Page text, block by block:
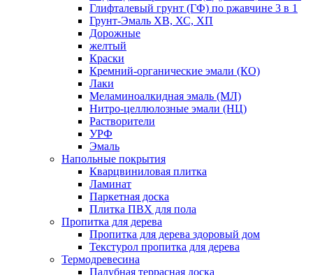
Глифталевый грунт (ГФ) по ржавчине 3 в 1
Грунт-Эмаль ХВ, ХС, ХП
Дорожные
желтый
Краски
Кремний-органические эмали (КО)
Лаки
Меламиноалкидная эмаль (МЛ)
Нитро-целлюлозные эмали (НЦ)
Растворители
УРФ
Эмаль
Напольные покрытия
Кварцвиниловая плитка
Ламинат
Паркетная доска
Плитка ПВХ для пола
Пропитка для дерева
Пропитка для дерева здоровый дом
Текстурол пропитка для дерева
Термодревесина
Палубная террасная доска